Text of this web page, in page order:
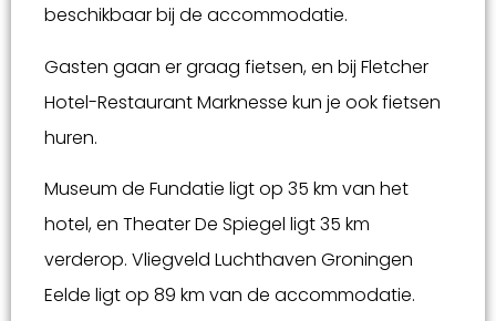
beschikbaar bij de accommodatie.
Gasten gaan er graag fietsen, en bij Fletcher
Hotel-Restaurant Marknesse kun je ook fietsen
huren.
Museum de Fundatie ligt op 35 km van het
hotel, en Theater De Spiegel ligt 35 km
verderop. Vliegveld Luchthaven Groningen
Eelde ligt op 89 km van de accommodatie.